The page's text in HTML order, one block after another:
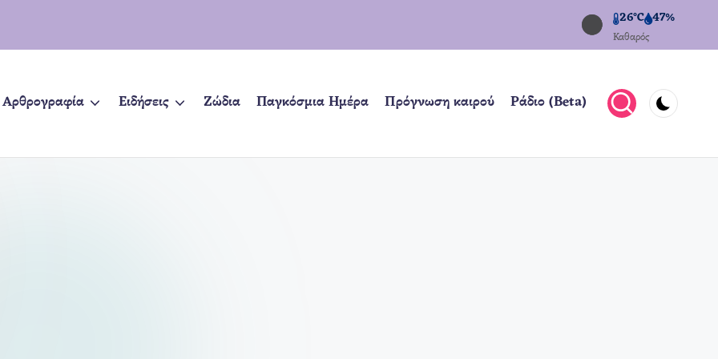
26°C 47%
Καθαρός
Αρθρογραφία Ειδήσεις Ζώδια Παγκόσμια Ημέρα Πρόγνωση καιρού Ράδιο (Beta)